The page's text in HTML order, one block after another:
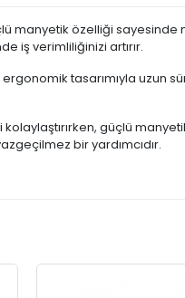
manyetik özelliği sayesinde
iş verimliliğinizi artırır.
ergonomik tasarımıyla
kolaylaştırırken, güçlü
bir yardımcıdır.